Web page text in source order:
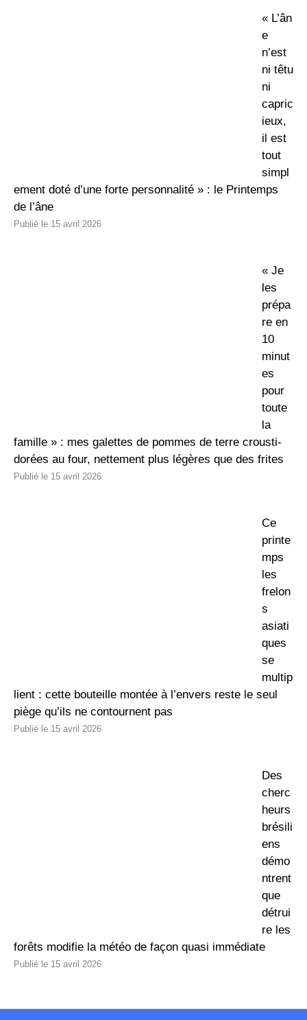
« L’ân
e
n’est
ni têtu
ni
capric
ieux,
il est
tout
simpl
ement doté d’une forte personnalité » : le Printemps
de l’âne
15 avril 2026
« Je
les
prépa
re en
10
minut
es
pour
toute
la
famille » : mes galettes de pommes de terre crousti-
dorées au four, nettement plus légères que des frites
15 avril 2026
Ce
printe
mps
les
frelon
s
asiati
ques
se
multip
lient : cette bouteille montée à l’envers reste le seul
piège qu’ils ne contournent pas
15 avril 2026
Des
cherc
heurs
brésili
ens
démo
ntrent
que
détrui
re les
forêts modifie la météo de façon quasi immédiate
15 avril 2026